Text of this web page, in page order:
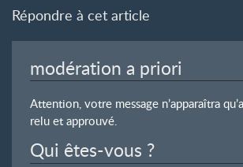
Répondre à cet article
modération a priori
Attention, votre message n’apparaîtra
relu et approuvé.
Qui êtes-vous ?